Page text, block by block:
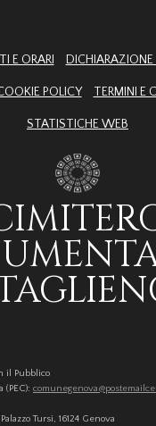
E ORARI DICHIARAZIONE
POLICY TERMINI E
STATISTICHE WEB
il Pubblico
(PEC):
Tursi, 16124 Genova